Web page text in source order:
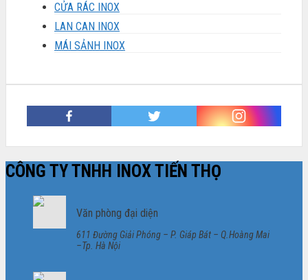
CỬA RÁC INOX
LAN CAN INOX
MÁI SẢNH INOX
CÔNG TY TNHH INOX TIẾN THỌ
Văn phòng đại diện
611 Đường Giải Phóng – P. Giáp Bát – Q.Hoàng Mai
–Tp. Hà Nội